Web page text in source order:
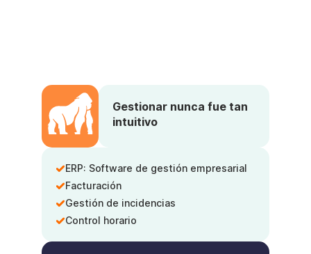
Gestionar nunca fue tan
intuitivo
ERP: Software de gestión empresarial
Facturación
Gestión de incidencias
Control horario